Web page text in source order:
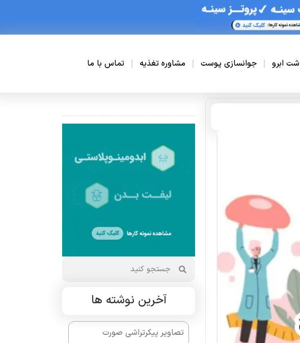
ابرو جوانسازی پوست مشاوره تغذیه تماس با ما
آخرین نوشته ها
تصاویر پیکرتراشی صورت